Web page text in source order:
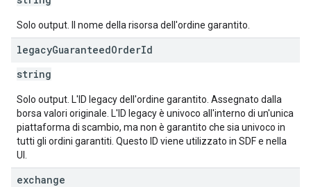
Solo output. Il nome della risorsa dell'ordine garantito.
legacyGuaranteedOrderId
string
Solo output. L'ID legacy dell'ordine garantito. Assegnato dalla
borsa valori originale. L'ID legacy è univoco all'interno di un'unica
piattaforma di scambio, ma non è garantito che sia univoco in
tutti gli ordini garantiti. Questo ID viene utilizzato in SDF e nella
UI.
exchange